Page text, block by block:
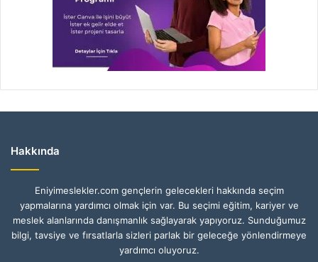
Hakkında
Eniyimeslekler.com gençlerin gelecekleri hakkında seçim
yapmalarına yardımcı olmak için var. Bu seçimi eğitim, kariyer ve
meslek alanlarında danışmanlık sağlayarak yapıyoruz. Sunduğumuz
bilgi, tavsiye ve fırsatlarla sizleri parlak bir geleceğe yönlendirmeye
yardımcı oluyoruz.